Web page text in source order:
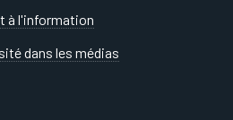
à l'information
dans les médias